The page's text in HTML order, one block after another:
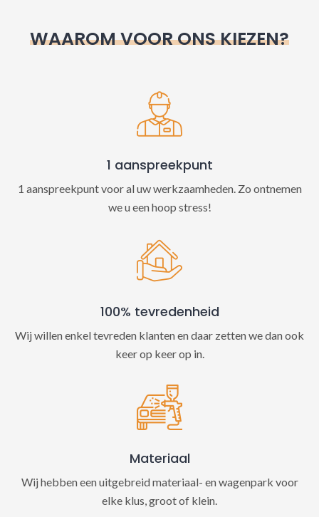
WAAROM VOOR ONS KIEZEN?
1 aanspreekpunt
1 aanspreekpunt voor al uw werkzaamheden. Zo ontnemen
we u een hoop stress!
100% tevredenheid
Wij willen enkel tevreden klanten en daar zetten we dan ook
keer op keer op in.
Materiaal
Wij hebben een uitgebreid materiaal- en wagenpark voor
elke klus, groot of klein.